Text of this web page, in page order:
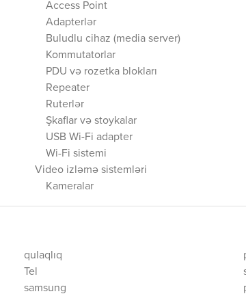
Access Point
Adapterlər
Buludlu cihaz (media server)
Kommutatorlar
PDU və rozetka blokları
Repeater
Ruterlər
Şkaflar və stoykalar
USB Wi-Fi adapter
Wi-Fi sistemi
Video izləmə sistemləri
Kameralar
qulaqlıq
Tel
samsung